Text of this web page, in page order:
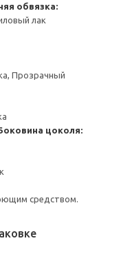
обвязка:
лак
Прозрачный
цоколя:
средством.